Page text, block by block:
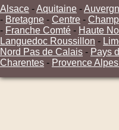
Alsace -Aquitaine -
- Bretagne - Centre -
- Franche Comté - Haute
Languedoc Roussillon -
Nord Pas de Calais - Pays
Charentes - Provence